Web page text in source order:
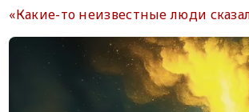
«Какие-то неизвестные люди